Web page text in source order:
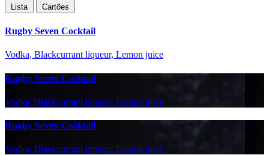
Lista Cartões
Rugby Seven Cocktail
Vodka, Blackcurrant liqueur, Lemon juice
Rugby Seven Cocktail
Vodka, Blackcurrant liqueur, Lemon juice
Rugby Seven Cocktail
Vodka, Blackcurrant liqueur, Lemon juice